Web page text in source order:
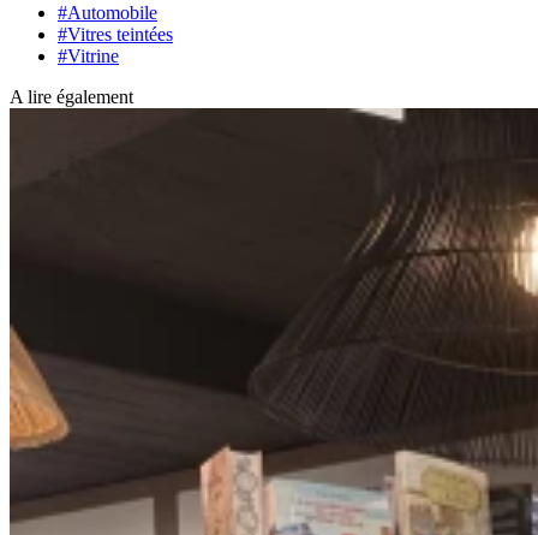
#Automobile
#Vitres teintées
#Vitrine
A lire également